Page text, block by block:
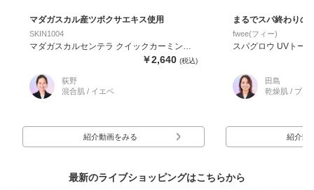
マダガスカル産ツボクサエキス使用
SKIN1004
マダガスカルセンテラ クイックカーミング
￥2,640 (税込)
荻野
混合肌 / イエベ
紹介動画をみる
まるでスパ終わりの
とりツヤ肌へ
fwee(フィー)
スパグロウ UVトー
田島
乾燥肌 / ブル
紹介動
最新のライブショッピングはこちらから